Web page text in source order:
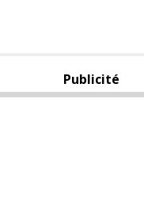
Publicité